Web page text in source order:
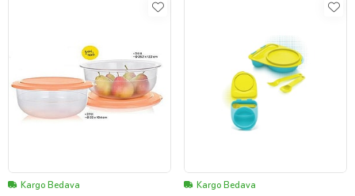
Kargo Bedava Kargo Bedava